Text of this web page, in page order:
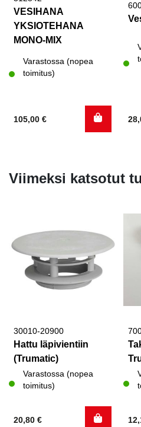
VESIHANA
YKSIOTEHANA
MONO-MIX
Varastossa (nopea
toimitus)
105,00 €
Viimeksi katsotut
30010-20900
Hattu läpivientiin
(Trumatic)
Varastossa (nopea
toimitus)
20,80 €